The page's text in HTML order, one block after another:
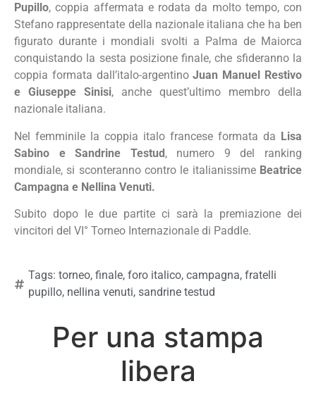
Pupillo, coppia affermata e rodata da molto tempo, con
Stefano rappresentate della nazionale italiana che ha ben
figurato durante i mondiali svolti a Palma de Maiorca
conquistando la sesta posizione finale, che sfideranno la
coppia formata dall’italo-argentinoJuan Manuel Restivo
e Giuseppe Sinisi, anche quest’ultimo membro della
nazionale italiana.
Nel femminile la coppia italo francese formata da Lisa
Sabino e Sandrine Testud, numero 9 del ranking
mondiale, si sconteranno contro le italianissime Beatrice
Campagna e Nellina Venuti.
Subito dopo le due partite ci sarà la premiazione dei
vincitori del VI° Torneo Internazionale di Paddle.
Tags: torneo, finale, foro italico, campagna, fratelli
pupillo, nellina venuti, sandrine testud
Per una stampa
libera